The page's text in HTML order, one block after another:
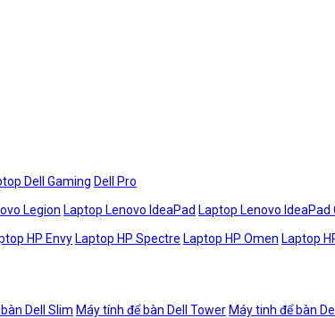
Dell Gaming Dell Pro
Legion Laptop Lenovo IdeaPad Laptop Lenovo IdeaPad
HP Envy Laptop HP Spectre Laptop HP Omen Laptop
Dell Slim Máy tính để bàn Dell Tower Máy tinh để bàn